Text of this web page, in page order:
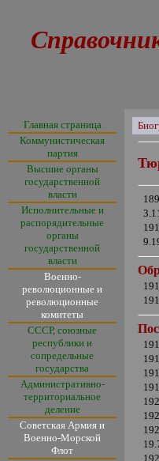
Главная страница
Коммунистическая
партия
Высшие органы
государственной
власти
Исполнительные и
распорядительные
органы
государственной
власти
Военно-
революционные и
революционные
комитеты
СССР, союзные
республики и
сопредельные
государства
Административно-
территориальное
деление
Советская Армия и
Военно-Морской
Флот
18